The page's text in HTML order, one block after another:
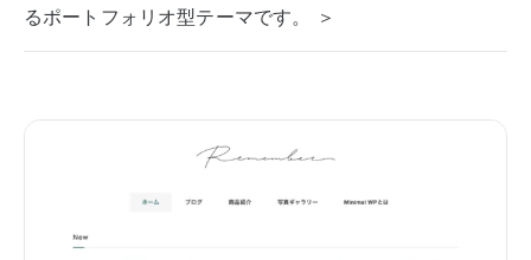
るポートフォリオ型テーマです。 ＞